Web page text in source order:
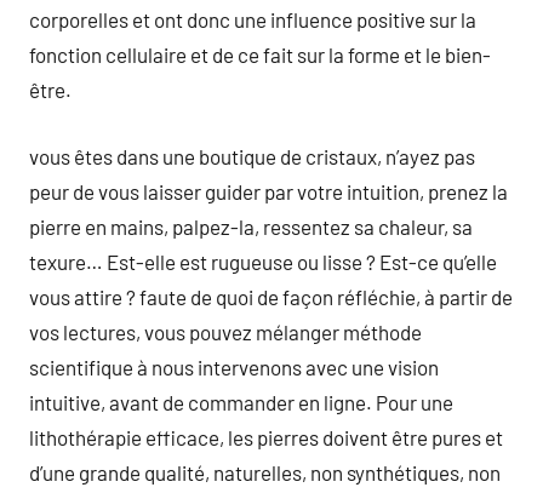
corporelles et ont donc une influence positive sur la
fonction cellulaire et de ce fait sur la forme et le bien-
être.
vous êtes dans une boutique de cristaux, n’ayez pas
peur de vous laisser guider par votre intuition, prenez la
pierre en mains, palpez-la, ressentez sa chaleur, sa
texure… Est-elle est rugueuse ou lisse ? Est-ce qu’elle
vous attire ? faute de quoi de façon réfléchie, à partir de
vos lectures, vous pouvez mélanger méthode
scientifique à nous intervenons avec une vision
intuitive, avant de commander en ligne. Pour une
lithothérapie efficace, les pierres doivent être pures et
d’une grande qualité, naturelles, non synthétiques, non